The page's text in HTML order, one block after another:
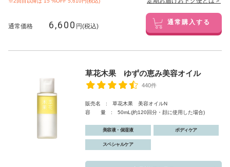
通常価格 6,600 円(税込) 通常購入する
草花木果 ゆずの恵み美容オイル
440件
販売名 : 草花木果 美容オイルN
容 量 : 50mL(約120回分・顔に使用した場合)
美容液・保湿液 ボディケア
スペシャルケア